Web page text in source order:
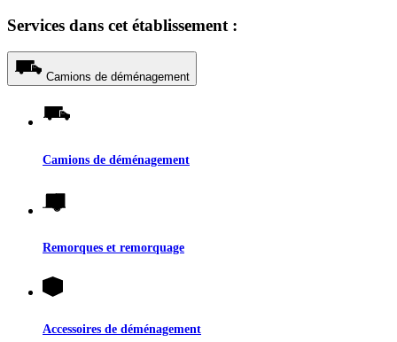
Services dans cet établissement :
Camions de déménagement
Camions de déménagement
Remorques et remorquage
Accessoires de déménagement